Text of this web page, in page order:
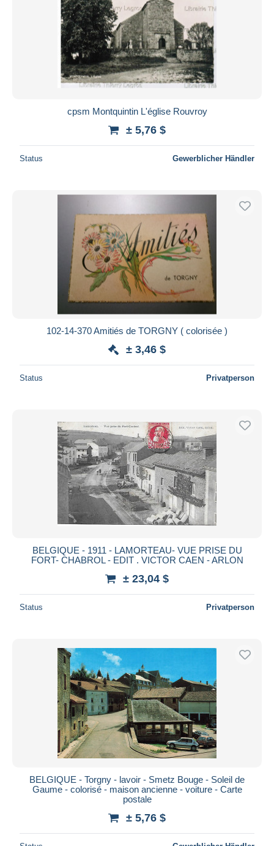
cpsm Montquintin L'église Rouvroy
± 5,76 $
Status Gewerblicher Händler
102-14-370 Amitiés de TORGNY ( colorisée )
± 3,46 $
Status Privatperson
BELGIQUE - 1911 - LAMORTEAU- VUE PRISE DU
FORT- CHABROL - EDIT . VICTOR CAEN - ARLON
± 23,04 $
Status Privatperson
BELGIQUE - Torgny - lavoir - Smetz Bouge - Soleil de
Gaume - colorisé - maison ancienne - voiture - Carte
postale
± 5,76 $